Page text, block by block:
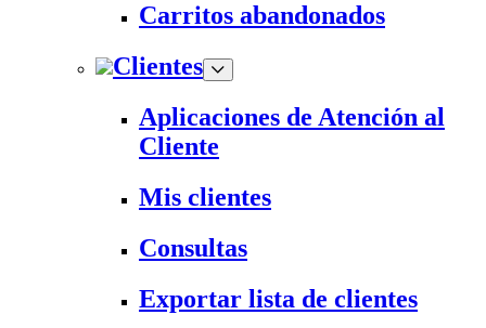
Carritos abandonados
Clientes
Aplicaciones de Atención al
Cliente
Mis clientes
Consultas
Exportar lista de clientes